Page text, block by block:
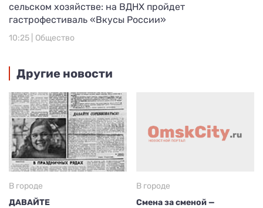
сельском хозяйстве: на ВДНХ пройдет
гастрофестиваль «Вкусы России»
10:25 | Общество
Другие новости
В городе
ДАВАЙТЕ
В городе
Смена за сменой —